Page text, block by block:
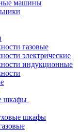
машины
газовые
электрические
индукционные
шкафы
шкафы